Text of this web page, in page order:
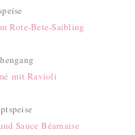
Rote-Bete-Saibling
mit Ravioli
Sauce Béarnaise